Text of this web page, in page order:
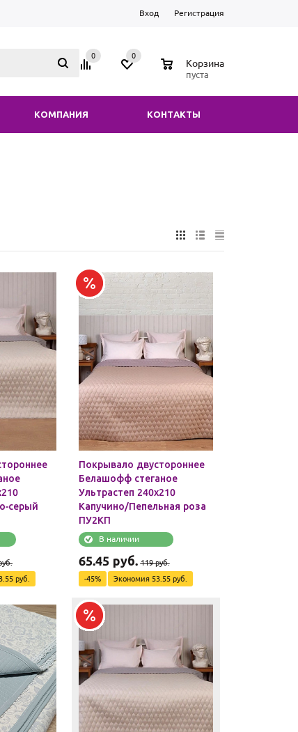
Вход Регистрация
0 0
Корзина
пуста
КОМПАНИЯ КОНТАКТЫ
серый
руб.
Покрывало двустороннее
Белашофф стеганое
Ультрастеп 240х210
Капучино/Пепельная роза
ПУ2КП
В наличии
65.45руб. 119руб.
-45% Экономия 53.55руб.